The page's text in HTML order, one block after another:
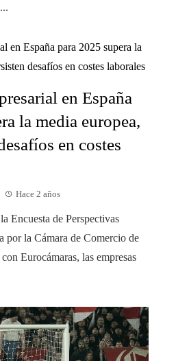
en España
la media europea,
en costes
Hace 2 años
Encuesta de Perspectivas
por la Cámara de Comercio de
Eurocámaras, las empresas